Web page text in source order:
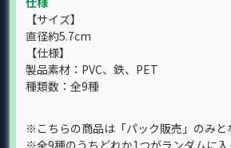
【サイズ】
直径約5.7cm
【仕様】
製品素材：PVC、鉄、PET
種類数：全9種
※こちらの商品は「パック販売」のみと